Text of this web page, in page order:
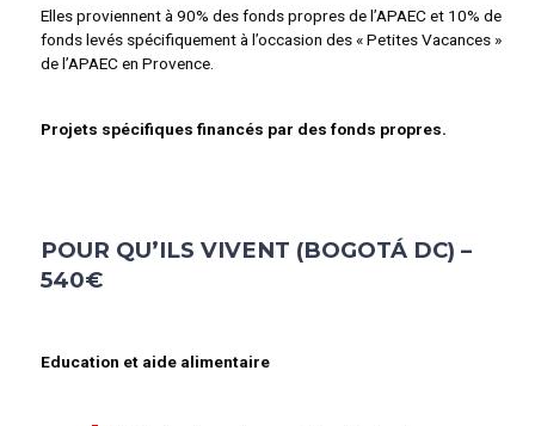
Elles proviennent à 90% des fonds propres de l’APAEC et 10% de
fonds levés spécifiquement à l’occasion des « Petites Vacances »
de l’APAEC en Provence.
Projets spécifiques financés par des fonds propres.
POUR QU’ILS VIVENT (BOGOTÁ DC) –
540€
Education et aide alimentaire